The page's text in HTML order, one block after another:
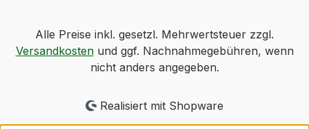
Alle Preise inkl. gesetzl. Mehrwertsteuer zzgl.
Versandkostenund ggf. Nachnahmegebühren, wenn
nicht anders angegeben.
Realisiert mit Shopware